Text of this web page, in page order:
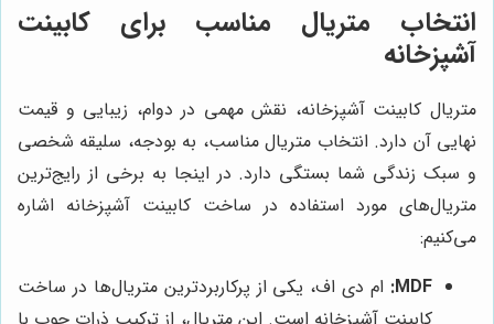
انتخاب متریال مناسب برای کابینت
آشپزخانه
متریال کابینت آشپزخانه، نقش مهمی در دوام، زیبایی و قیمت
نهایی آن دارد. انتخاب متریال مناسب، به بودجه، سلیقه شخصی
و سبک زندگی شما بستگی دارد. در اینجا به برخی از رایج‌ترین
متریال‌های مورد استفاده در ساخت کابینت آشپزخانه اشاره
می‌کنیم:
MDF: ام دی اف، یکی از پرکاربردترین متریال‌ها در ساخت